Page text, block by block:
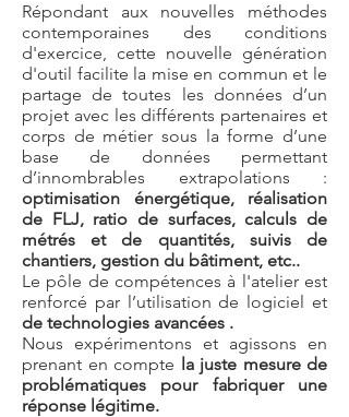
Répondant aux nouvelles méthodes
contemporaines des conditions
d'exercice, cette nouvelle génération
d'outil facilite la mise en commun et le
partage de toutes les données d’un
projet avec les différents partenaires et
corps de métier sous la forme d’une
base de données permettant
d’innombrables extrapolations :
optimisation énergétique, réalisation
de FLJ, ratio de surfaces, calculs de
métrés et de quantités, suivis de
chantiers, gestion du bâtiment, etc..
Le pôle de compétences à l'atelier est
renforcé par l’utilisation de logiciel et
de technologies avancées .
Nous expérimentons et agissons en
prenant en compte la juste mesure de
problématiques pour fabriquer une
réponse légitime.